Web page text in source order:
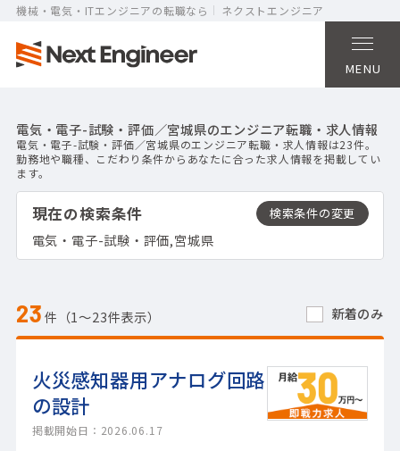
機械・電気・ITエンジニアの転職なら ネクストエンジニア
MENU
電気・電子-試験・評価／宮城県のエンジニア転職・求人情報
電気・電子-試験・評価／宮城県のエンジニア転職・求人情報は23件。
勤務地や職種、こだわり条件からあなたに合った求人情報を掲載してい
ます。
現在の検索条件
電気・電子-試験・評価,宮城県
23件（1〜23件表示） 新着のみ
火災感知器用アナログ回路
の設計
掲載開始日：2026.06.17